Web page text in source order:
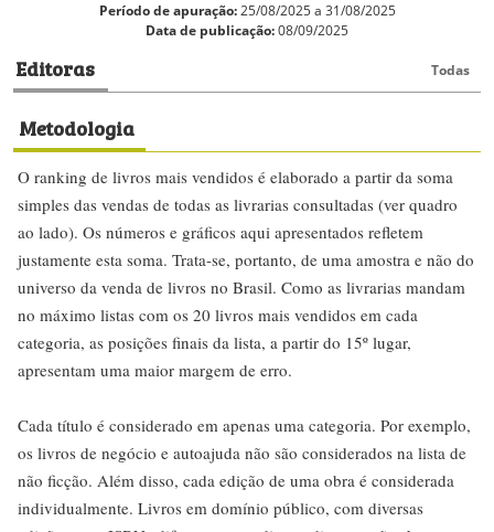
Período de apuração:25/08/2025 a 31/08/2025
Data de publicação:08/09/2025
Editoras Todas
Metodologia
O ranking de livros mais vendidos é elaborado a partir da soma
simples das vendas de todas as livrarias consultadas (ver quadro
ao lado). Os números e gráficos aqui apresentados refletem
justamente esta soma. Trata-se, portanto, de uma amostra e não do
universo da venda de livros no Brasil. Como as livrarias mandam
no máximo listas com os 20 livros mais vendidos em cada
categoria, as posições finais da lista, a partir do 15º lugar,
apresentam uma maior margem de erro.
Cada título é considerado em apenas uma categoria. Por exemplo,
os livros de negócio e autoajuda não são considerados na lista de
não ficção. Além disso, cada edição de uma obra é considerada
individualmente. Livros em domínio público, com diversas